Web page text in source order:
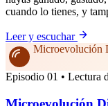
cuando lo tienes, y
Leer y escuchar
Microevolución
Episodio 01 • Lectura